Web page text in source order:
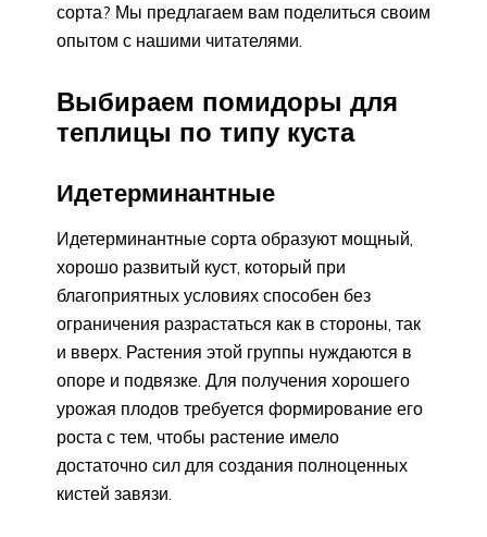
сорта? Мы предлагаем вам поделиться своим
опытом с нашими читателями.
Выбираем помидоры для
теплицы по типу куста
Идетерминантные
Идетерминантные сорта образуют мощный,
хорошо развитый куст, который при
благоприятных условиях способен без
ограничения разрастаться как в стороны, так
и вверх. Растения этой группы нуждаются в
опоре и подвязке. Для получения хорошего
урожая плодов требуется формирование его
роста с тем, чтобы растение имело
достаточно сил для создания полноценных
кистей завязи.